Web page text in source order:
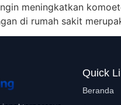
meningkatkan
di rumah sakit
Quick
Beranda